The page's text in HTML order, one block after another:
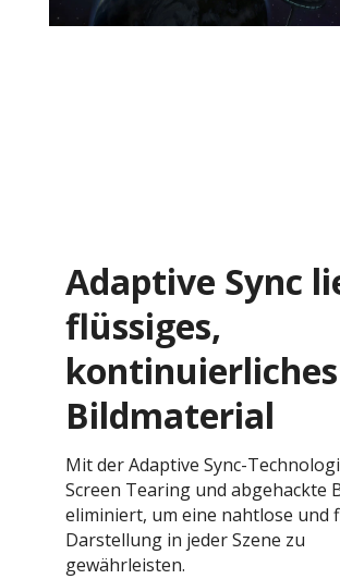
Adaptive Sync
flüssiges,
kontinuierliches
Bildmaterial
Mit der Adaptive Sync-
Screen Tearing und abgehackte
eliminiert, um eine nahtlose und
Darstellung in jeder Szene zu
gewährleisten.